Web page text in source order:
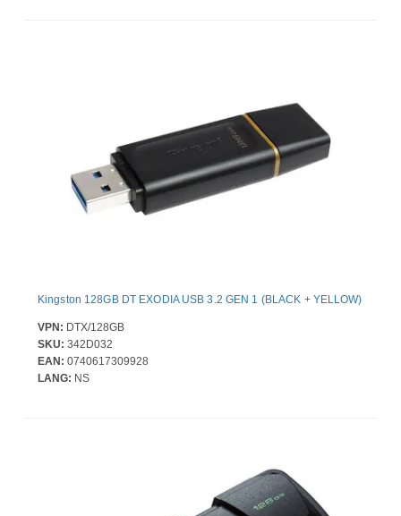
Kingston 128GB DT EXODIA USB 3.2 GEN 1 (BLACK + YELLOW)
VPN: DTX/128GB
SKU: 342D032
EAN: 0740617309928
LANG: NS